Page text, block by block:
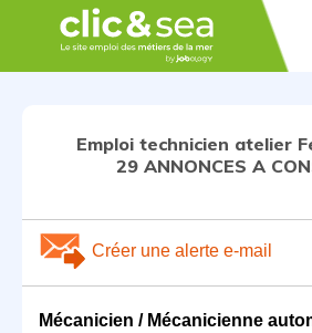
Emploi technicien atelier
29 ANNONCES A
Créer une alerte e-mail
Mécanicien / Mécanicienne